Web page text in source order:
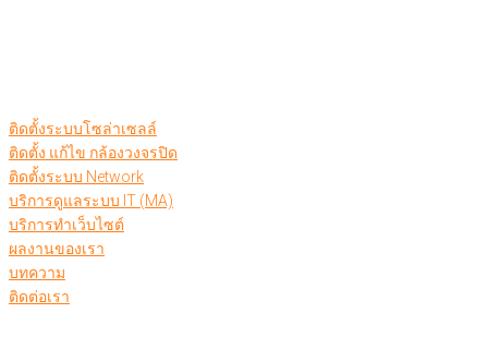
ติดตั้งระบบโซล่าเซลล์
ติดตั้ง แก้ไข กล้องวงจรปิด
ติดตั้งระบบ Network
บริการดูแลระบบ IT (MA)
บริการทำเว็บไซต์
ผลงานของเรา
บทความ
ติดต่อเรา